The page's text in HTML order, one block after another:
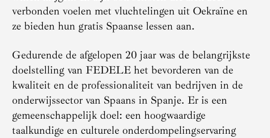
verbonden voelen met vluchtelingen uit Oekraïne en
ze bieden hun gratis Spaanse lessen aan.
Gedurende de afgelopen 20 jaar was de belangrijkste
doelstelling van FEDELE het bevorderen van de
kwaliteit en de professionaliteit van bedrijven in de
onderwijssector van Spaans in Spanje. Er is een
gemeenschappelijk doel: een hoogwaardige
taalkundige en culturele onderdompelingservaring